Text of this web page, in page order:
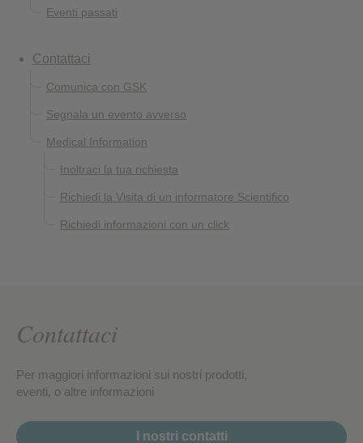
Eventi passati
Contattaci
Comunica con GSK
Segnala un evento avverso
Medical Information
Inoltraci la tua richiesta
Richiedi la Visita di un informatore Scientifico
Richiedi informazioni con un click
Contattaci
Per maggiori informazioni sui nostri prodotti,
eventi, o altre informazioni
I nostri contatti